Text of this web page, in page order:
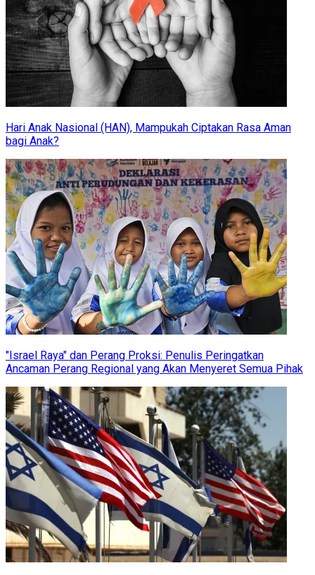
Hari Anak Nasional (HAN), Mampukah Ciptakan Rasa Aman
bagi Anak?
"Israel Raya" dan Perang Proksi: Penulis Peringatkan
Ancaman Perang Regional yang Akan Menyeret Semua Pihak